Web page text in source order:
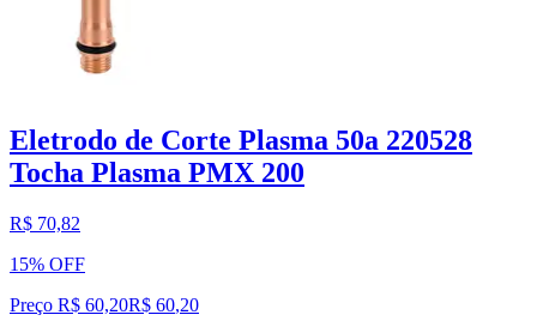
Eletrodo de Corte Plasma 50a 220528
Tocha Plasma PMX 200
R$ 70,82
15% OFF
Preço R$ 60,20R$ 60,20